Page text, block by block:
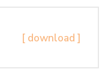
[ download ]